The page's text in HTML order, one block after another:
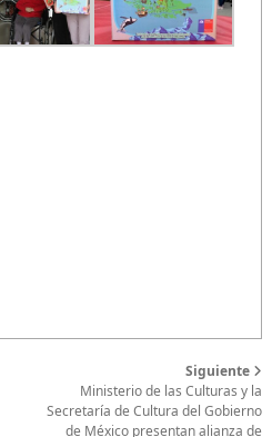
Siguiente
Ministerio de las Culturas y la
Secretaría de Cultura del Gobierno
de México presentan alianza de